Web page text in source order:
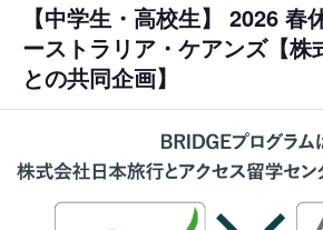
【中学生・高校生】 2026
ーストラリア・ケアンズ【株
との共同企画】